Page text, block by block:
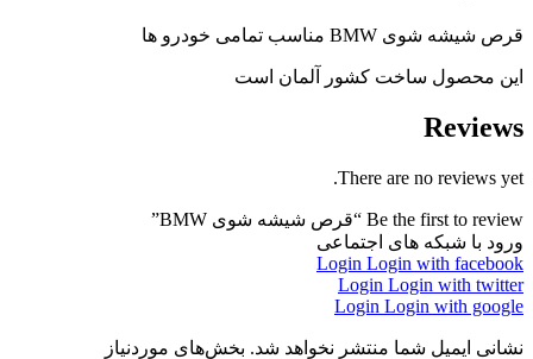
قرص شیشه شوی BMW مناسب تمامی خودرو ها
این محصول ساخت کشور آلمان است
Reviews
There are no reviews yet.
Be the first to review “قرص شیشه شوی BMW”
ورود با شبکه های اجتماعی
Login Login with facebook
Login Login with twitter
Login Login with google
نشانی ایمیل شما منتشر نخواهد شد. بخش‌های موردنیاز